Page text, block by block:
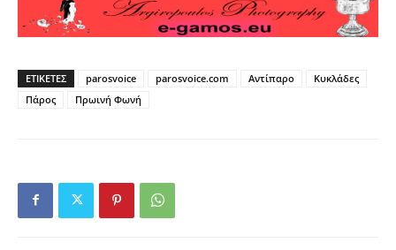
ΕΤΙΚΕΤΕΣ parosvoice parosvoice.com Αντίπαρο
Κυκλάδες
Πάρος
Πρωινή Φωνή